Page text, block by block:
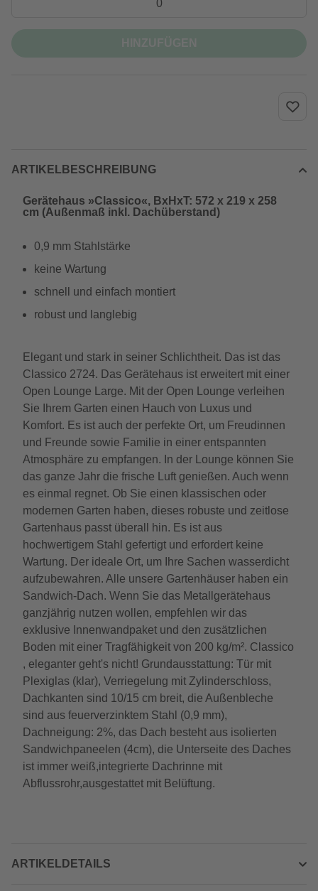
ARTIKELBESCHREIBUNG
Gerätehaus »Classico«, BxHxT: 572 x 219 x 258
cm (Außenmaß inkl. Dachüberstand)
0,9 mm Stahlstärke
keine Wartung
schnell und einfach montiert
robust und langlebig
Elegant und stark in seiner Schlichtheit. Das ist das
Classico 2724. Das Gerätehaus ist erweitert mit einer
Open Lounge Large. Mit der Open Lounge verleihen
Sie Ihrem Garten einen Hauch von Luxus und
Komfort. Es ist auch der perfekte Ort, um Freudinnen
und Freunde sowie Familie in einer entspannten
Atmosphäre zu empfangen. In der Lounge können Sie
das ganze Jahr die frische Luft genießen. Auch wenn
es einmal regnet. Ob Sie einen klassischen oder
modernen Garten haben, dieses robuste und zeitlose
Gartenhaus passt überall hin. Es ist aus
hochwertigem Stahl gefertigt und erfordert keine
Wartung. Der ideale Ort, um Ihre Sachen wasserdicht
aufzubewahren. Alle unsere Gartenhäuser haben ein
Sandwich-Dach. Wenn Sie das Metallgerätehaus
ganzjährig nutzen wollen, empfehlen wir das
exklusive Innenwandpaket und den zusätzlichen
Boden mit einer Tragfähigkeit von 200 kg/m². Classico
, eleganter geht's nicht! Grundausstattung: Tür mit
Plexiglas (klar), Verriegelung mit Zylinderschloss,
Dachkanten sind 10/15 cm breit, die Außenbleche
sind aus feuerverzinktem Stahl (0,9 mm),
Dachneigung: 2%, das Dach besteht aus isolierten
Sandwichpaneelen (4cm), die Unterseite des Daches
ist immer weiß,integrierte Dachrinne mit
Abflussrohr,ausgestattet mit Belüftung.
ARTIKELDETAILS